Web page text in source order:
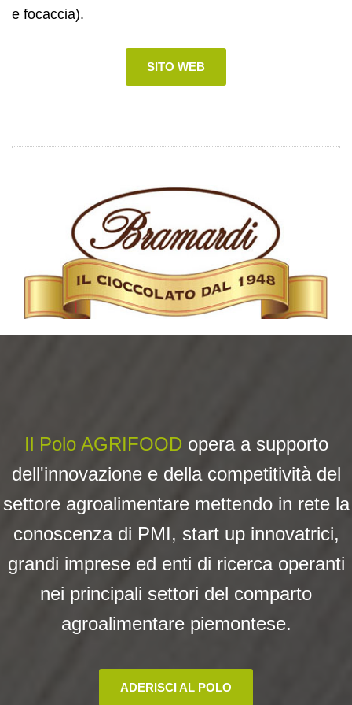
e focaccia).
SITO WEB
Il Polo AGRIFOOD opera a supporto
dell'innovazione e della competitività del
settore agroalimentare mettendo in rete la
conoscenza di PMI, start up innovatrici,
grandi imprese ed enti di ricerca operanti
nei principali settori del comparto
agroalimentare piemontese.
ADERISCI AL POLO